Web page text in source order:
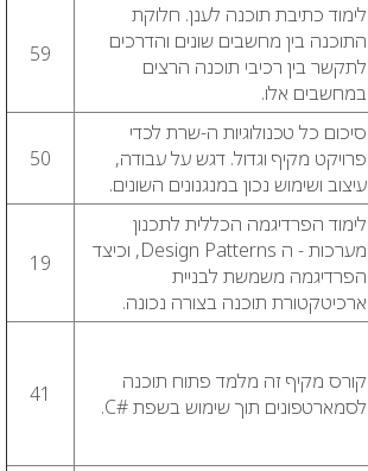
לימוד כתיבת תוכנה לענן. חלוקת
התוכנה בין מחשבים שונים והדרכים
לתקשר בין רכיבי תוכנה הרצים
במחשבים אלו.
59
סיכום כל טכנולוגיות ה-שרת לכדי
פרויקט מקיף וגדול. דגש על עבודה,
עיצוב ושימוש נכון במנגנונים השונים.
50
לימוד הפרדיגמה הכללית לתכנון
מערכות - ה Design Patterns, וכיצד
הפרדיגמה משמשת לבניית
ארכיטקטורת תוכנה בצורה נכונה.
19
קורס מקיף זה מלמד פתוח תוכנה
לסמארטפונים תוך שימוש בשפת #C.
41